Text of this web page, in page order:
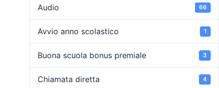
Audio 66
Avvio anno scolastico 1
Buona scuola bonus premiale 3
Chiamata diretta 4